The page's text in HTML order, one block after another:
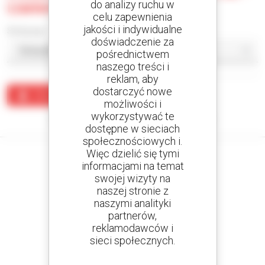
Llanera-Asturias
Żaden wynik nie odpowiada wyszukiwaniu.
Utwórz swoje alerty
i otrzymuj ogłoszenia o sprzęcie używanym
do analizy ruchu w
celu zapewnienia
jakości i indywidualne
doświadczenie za
pośrednictwem
naszego treści i
reklam, aby
dostarczyć nowe
możliwości i
wykorzystywać te
dostępne w sieciach
społecznościowych i.
Więc dzielić się tymi
informacjami na temat
swojej wizyty na
naszej stronie z
naszymi analityki
partnerów,
reklamodawców i
sieci społecznych.